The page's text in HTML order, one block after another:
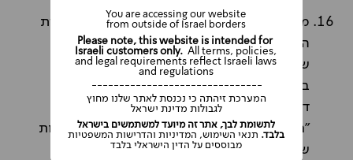
מבלי לגרוע מהוראות מדיניות הפרטיות, במסגרת
השימוש שלך באתר אתה עשוי להתבקש (או
שיתאפשר לך) לשתף משתמשים אחרים באתר
בחוויה או בניסיון אישיים שלך ו/או לחוות את
דעתך ו/או לספק סקירה בנושא מסוים (להלן -
"חוות דעת אישיות"). פרסום חוות הדעת האישיות
שלך באתר הינו גלוי למשתמשים אחרים ומשכך
Please note, this website is intended for
Israeli customers only.All terms, policies,
and legal requirements reflect Israeli laws
and regulations
-------------------------------
המערכת זיהתה כי נכנסת לאתר שלנו מחוץ
לגבולות מדינת ישראל
You are accessing our website
from outside of Israel borders
לתשומת לבך, אתר זה מיועד למשתמשים בישראל
בלבד. תנאי השימוש, המדיניות והדרישות המשפטיות
מבוססים על הדין הישראלי בלבד